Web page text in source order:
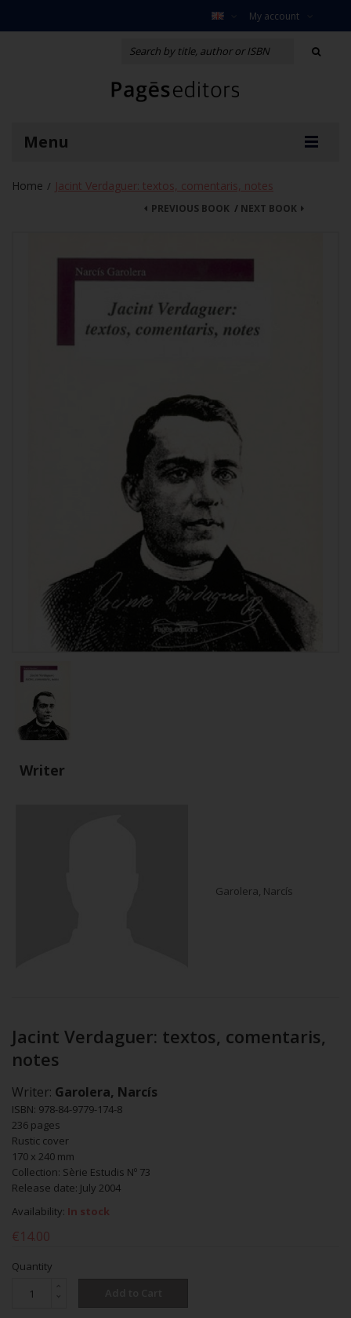
My account
Menu
Home / Jacint Verdaguer: textos, comentaris, notes
NEXT BOOK
PREVIOUS BOOK /
Writer
Garolera, Narcís
Jacint Verdaguer: textos, comentaris,
notes
Writer: Garolera, Narcís
ISBN: 978-84-9779-174-8
236 pages
Rustic cover
170 x 240 mm
Collection: Sèrie Estudis Nº 73
Release date: July 2004
Availability: In stock
€14.00
Quantity